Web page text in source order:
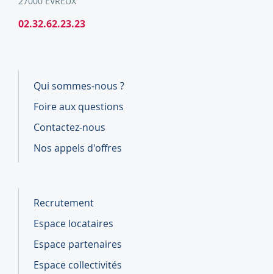
02.32.62.23.23
Qui sommes-nous ?
Foire aux questions
Contactez-nous
Nos appels d'offres
Recrutement
Espace locataires
Espace partenaires
Espace collectivités